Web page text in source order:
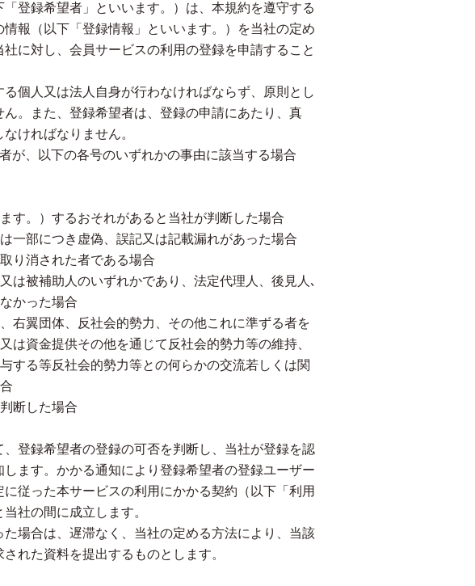
登録希望者」といいます。）は、本規約を遵守する
報（以下「登録情報」といいます。）を当社の定め
に対し、会員サービスの利用の登録を申請すること
個人又は法人自身が行わなければならず、原則とし
。また、登録希望者は、登録の申請にあたり、真
ければなりません。
が、以下の各号のいずれかの事由に該当する場合
す。）するおそれがあると当社が判断した場合
一部につき虚偽、誤記又は記載漏れがあった場合
り消された者である場合
は被補助人のいずれかであり、法定代理人、後見人､
かった場合
右翼団体、反社会的勢力、その他これに準ずる者を
は資金提供その他を通じて反社会的勢力等の維持、
する等反社会的勢力等との何らかの交流若しくは関
断した場合
登録希望者の登録の可否を判断し、当社が登録を認
ます。かかる通知により登録希望者の登録ユーザー
従った本サービスの利用にかかる契約（以下「利用
社の間に成立します。
場合は、遅滞なく、当社の定める方法により、当該
れた資料を提出するものとします。